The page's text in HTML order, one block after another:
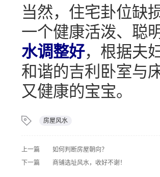
当然，住宅卦位缺
一个健康活泼、聪
水调整好，根据夫
和谐的吉利卧室与
又健康的宝宝。
房屋风水
上一篇
如何判断房屋朝向？
下一篇
商铺选址风水，收好不谢！